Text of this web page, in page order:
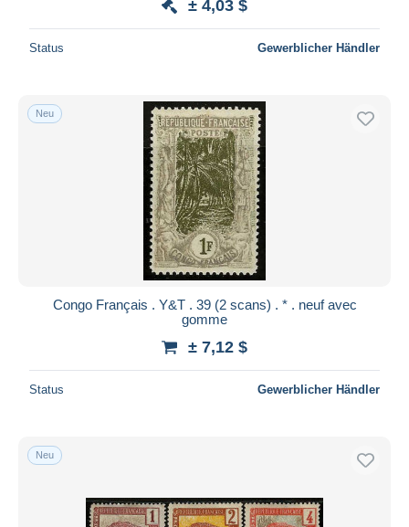
± 4,03 $
Status Gewerblicher Händler
Neu
Congo Français . Y&T . 39 (2 scans) . * . neuf avec
gomme
± 7,12 $
Status Gewerblicher Händler
Neu